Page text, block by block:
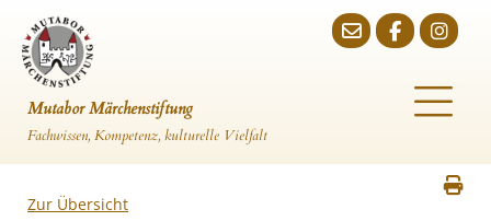
Mutabor Märchenstiftung
Fachwissen, Kompetenz, kulturelle Vielfalt
Zur Übersicht